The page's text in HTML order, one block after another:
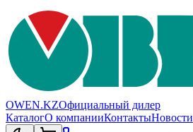
OWEN.KZОфициальный дилер
КаталогО компанииКонтактыНовости